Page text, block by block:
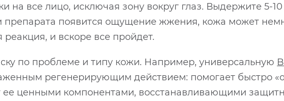
на все лицо, исключая зону вокруг глаз. Выдержите 5-
препарата появится ощущение жжения, кожа может
и вскоре все пройдет.
по проблеме и типу кожи. Например, универсальную
регенерирующим действием: помогает быстро
ее ценными компонентами, восстанавливающими